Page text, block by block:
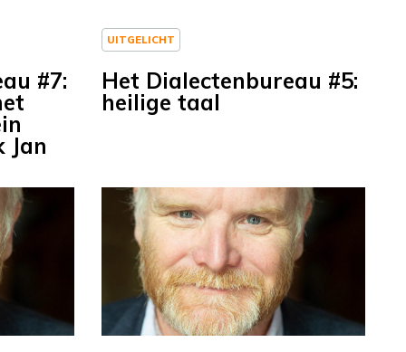
#7:
Jan
UITGELICHT
Het Dialectenbureau #5:
heilige taal